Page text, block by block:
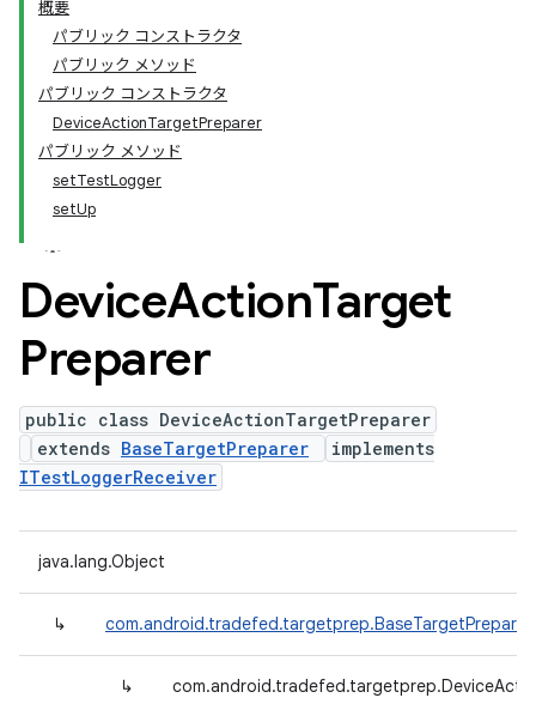
概要
パブリック コンストラクタ
パブリック メソッド
パブリック コンストラクタ
DeviceActionTargetPreparer
パブリック メソッド
setTestLogger
setUp
DeviceActionTarget
Preparer
public class DeviceActionTargetPreparer
extends BaseTargetPreparer
implements
ITestLoggerReceiver
java.lang.Object
↳ com.android.tradefed.targetprep.BaseTargetPreparer
↳